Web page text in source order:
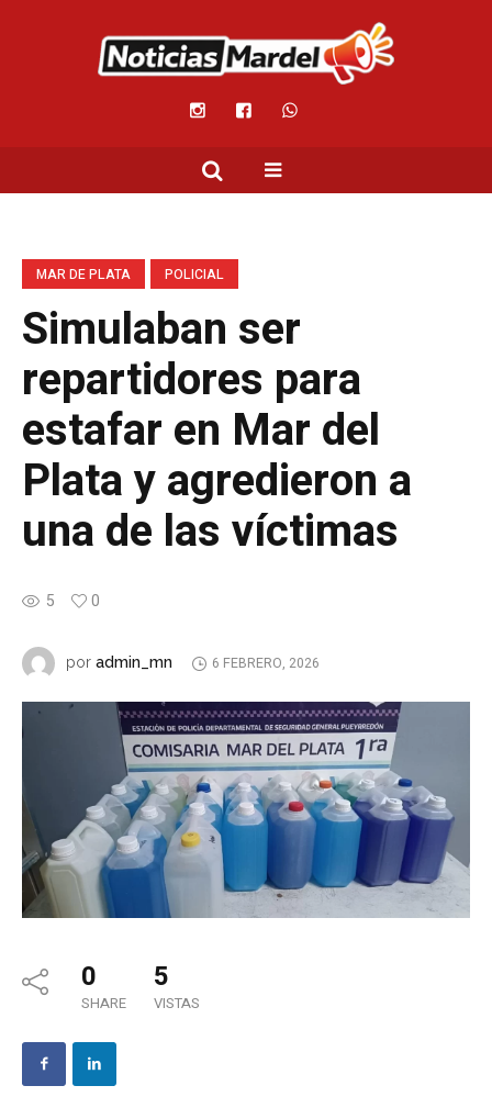
MAR DE PLATA POLICIAL
Simulaban ser
repartidores para
estafar en Mar del
Plata y agredieron a
una de las víctimas
5 0
por admin_mn 6 FEBRERO, 2026
0
SHARE
5
VISTAS